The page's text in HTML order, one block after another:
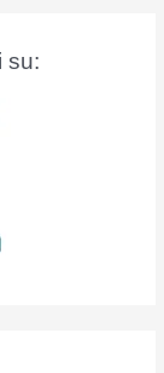
su: